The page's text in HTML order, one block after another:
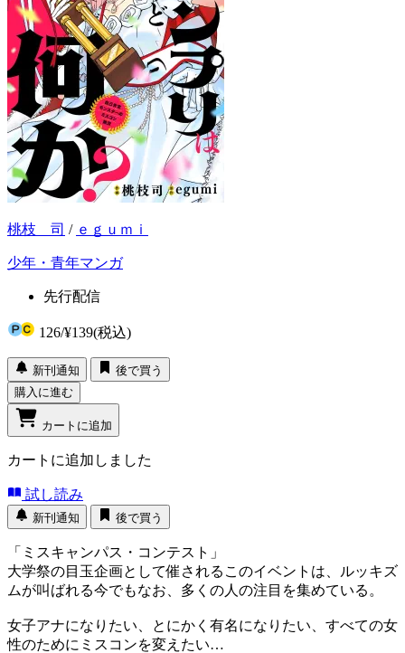
桃枝 司 / ｅｇｕｍｉ
少年・青年マンガ
先行配信
126/¥139(税込)
新刊通知
後で買う
購入に進む
カートに追加
カートに追加しました
試し読み
新刊通知 後で買う
「ミスキャンパス・コンテスト」
大学祭の目玉企画として催されるこのイベントは、ルッキズ
ムが叫ばれる今でもなお、多くの人の注目を集めている。
女子アナになりたい、とにかく有名になりたい、すべての女
性のためにミスコンを変えたい…